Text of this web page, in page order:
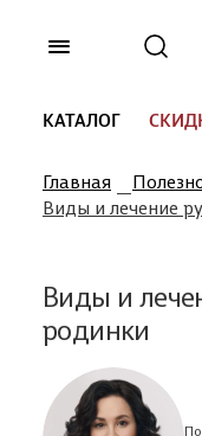
КАТАЛОГ
Главная
Виды и лечение
Виды и
родинки